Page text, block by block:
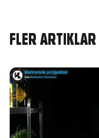
FLER ARTIKLAR